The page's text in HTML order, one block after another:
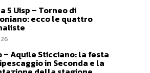
5 Uisp – Torneo di
ecco le quattro
– Aquile Sticciano: la festa
in Seconda e la